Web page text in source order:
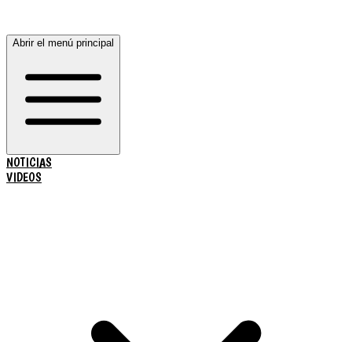
Abrir el menú principal
NOTICIAS
VIDEOS